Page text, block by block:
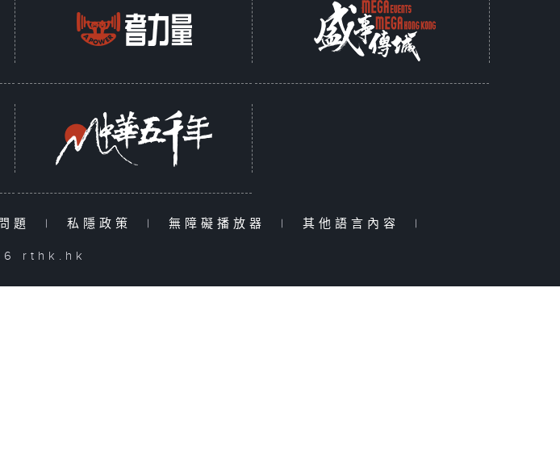
題 | 私隱政策 | 無障礙播放器 | 其他語言內容 |
rthk.hk